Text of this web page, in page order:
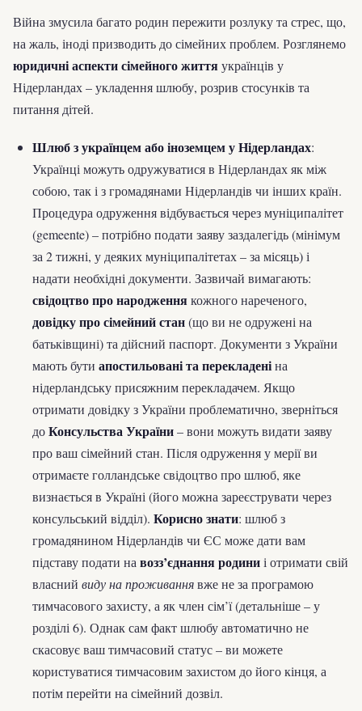
Війна змусила багато родин пережити розлуку та стрес, що,
на жаль, іноді призводить до сімейних проблем. Розглянемо
юридичні аспекти сімейного життяукраїнців у
Нідерландах – укладення шлюбу, розрив стосунків та
питання дітей.
Шлюб з українцем або іноземцем у Нідерландах:
Українці можуть одружуватися в Нідерландах як між
собою, так і з громадянами Нідерландів чи інших країн.
Процедура одруження відбувається через муніципалітет
(gemeente) – потрібно подати заяву заздалегідь (мінімум
за 2 тижні, у деяких муніципалітетах – за місяць) і
надати необхідні документи. Зазвичай вимагають:
свідоцтво про народженнякожного нареченого,
довідку про сімейний стан(що ви не одружені на
батьківщині) та дійсний паспорт. Документи з України
мають бути апостильовані та перекладеніна
нідерландську присяжним перекладачем. Якщо
отримати довідку з України проблематично, зверніться
доКонсульства України– вони можуть видати заяву
про ваш сімейний стан. Після одруження у мерії ви
отримаєте голландське свідоцтво про шлюб, яке
визнається в Україні (його можна зареєструвати через
консульський відділ). Корисно знати: шлюб з
громадянином Нідерландів чи ЄС може дати вам
підставу подати на возз’єднання родиниі отримати свій
власний виду на проживаннявже не за програмою
тимчасового захисту, а як член сім’ї (детальніше – у
розділі 6). Однак сам факт шлюбу автоматично не
скасовує ваш тимчасовий статус – ви можете
користуватися тимчасовим захистом до його кінця, а
потім перейти на сімейний дозвіл.